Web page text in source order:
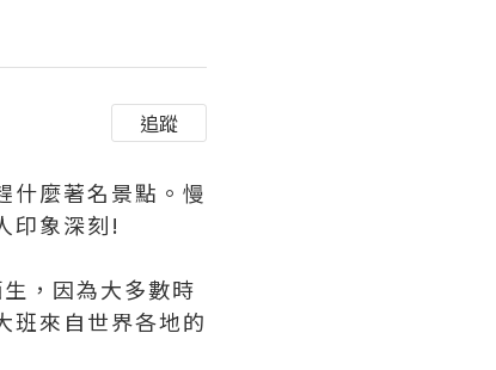
追蹤
什麼著名景點。慢
印象深刻!
，因為大多數時
班來自世界各地的